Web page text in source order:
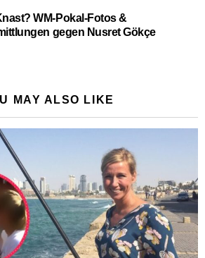
WM-Pokal-Fotos &
gegen Nusret Gökçe
MAY ALSO LIKE